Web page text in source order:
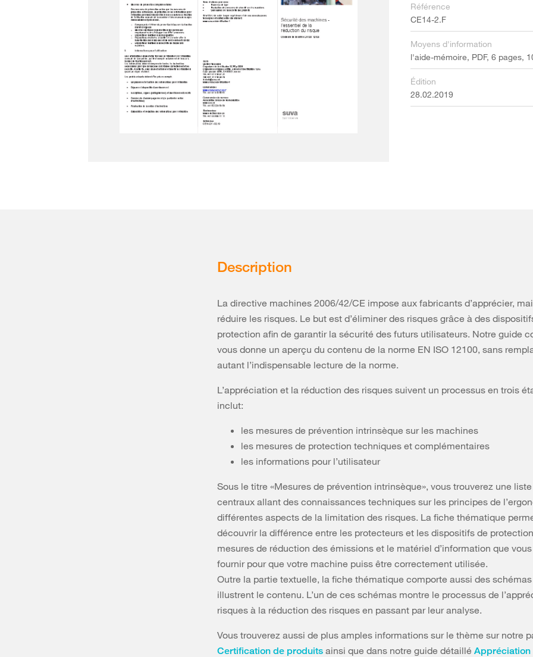
Référence
CE14-2.F
Moyens d'information
l'aide-mémoire, PDF, 6 pages,
Édition
28.02.2019
Description
La directive machines 2006/42/CE impose aux fabricants d’apprécier,
réduire les risques. Le but est d’éliminer des risques grâce à des
protection afin de garantir la sécurité des futurs utilisateurs. Notre guide
vous donne un aperçu du contenu de la norme EN ISO 12100, sans
autant l’indispensable lecture de la norme.
L’appréciation et la réduction des risques suivent un processus en trois
inclut:
les mesures de prévention intrinsèque sur les machines
les mesures de protection techniques et complémentaires
les informations pour l’utilisateur
Sous le titre «Mesures de prévention intrinsèque», vous trouverez une
centraux allant des connaissances techniques sur les principes de
différentes aspects de la limitation des risques. La fiche thématique
découvrir la différence entre les protecteurs et les dispositifs de
mesures de réduction des émissions et le matériel d’information que
fournir pour que votre machine puiss être correctement utilisée.
Outre la partie textuelle, la fiche thématique comporte aussi des
illustrent le contenu. L’un de ces schémas montre le processus de
risques à la réduction des risques en passant par leur analyse.
Vous trouverez aussi de plus amples informations sur le thème sur notre
Certification de produits ainsi que dans notre guide détaillé Appréciation